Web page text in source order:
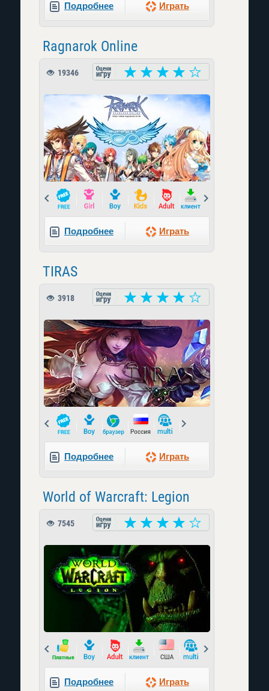
Подробнее Играть
Ragnarok Online
19346
Prev
Подробнее Играть
TIRAS
3918
Prev
Подробнее Играть
World of Warcraft: Legion
7545
Prev
Подробнее Играть